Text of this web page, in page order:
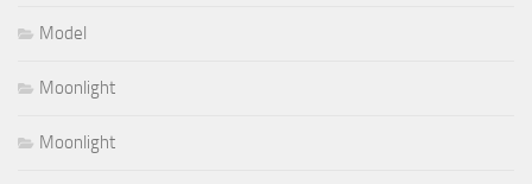
Model
Moonlight
Moonlight